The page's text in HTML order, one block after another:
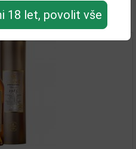
18 let, povolit vše